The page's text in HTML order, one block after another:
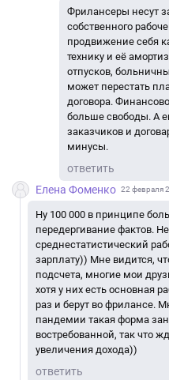
Фрилансеры несут
собственного
продвижение себя
технику и её
отпусков,
может перестать
договора.
больше свободы. А
заказчиков и
минусы.
ответить
Елена Фоменко 22 февраля
Ну 100 000 в принципе
передергивание фактов.
среднестатистический
зарплату)) Мне видится,
подсчета, многие мои
хотя у них есть основная
раз и берут во фрилансе.
пандемии такая форма
востребованной, так что
увеличения дохода))
ответить